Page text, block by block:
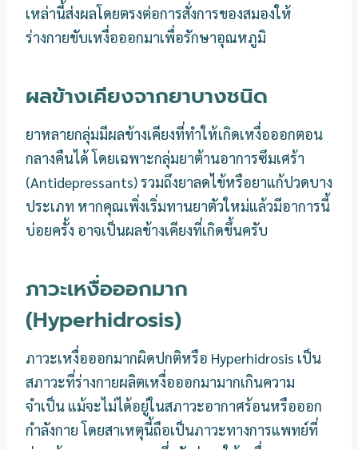
เหล่านี้ส่งผลโดยตรงต่อการสั่งการของสมองให้
ร่างกายขับเหงื่อออกมาเพื่อรักษาอุณหภูมิ
ผลข้างเคียงจากยาบางชนิด
ยาหลายกลุ่มมีผลข้างเคียงที่ทำให้เกิดเหงื่อออกตอน
กลางคืนได้ โดยเฉพาะกลุ่มยาต้านอาการซึมเศร้า
(Antidepressants) รวมถึงยาลดไข้หรือยาแก้ปวดบาง
ประเภท หากคุณเพิ่งเริ่มทานยาตัวใหม่แล้วมีอาการนี้
บ่อยครั้ง อาจเป็นผลข้างเคียงที่เกิดขึ้นครับ
ภาวะเหงื่อออกมาก
(Hyperhidrosis)
ภาวะเหงื่อออกมากผิดปกติหรือ Hyperhidrosis เป็น
สภาวะที่ร่างกายผลิตเหงื่อออกมามากเกินความ
จำเป็น แม้จะไม่ได้อยู่ในสภาวะอากาศร้อนหรือออก
กำลังกาย โดยสาเหตุนี้ถือเป็นภาวะทางการแพทย์ที่